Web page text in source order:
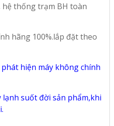
thống trạm BH toàn
hãng 100%.lắp đặt theo
hiện máy không chính
lạnh suốt đời sản phẩm,khi